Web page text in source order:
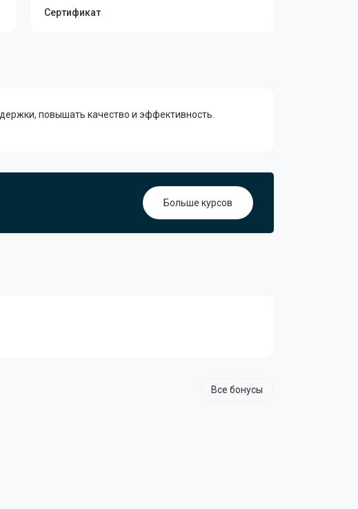
Сертификат
повышать качество и эффективность.
Больше курсов
Все бонусы